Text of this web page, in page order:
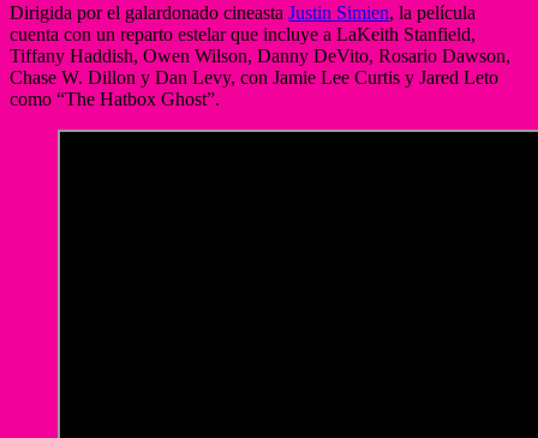
Dirigida por el galardonado cineasta Justin Simien, la película
cuenta con un reparto estelar que incluye a LaKeith Stanfield,
Tiffany Haddish, Owen Wilson, Danny DeVito, Rosario Dawson,
Chase W. Dillon y Dan Levy, con Jamie Lee Curtis y Jared Leto
como “The Hatbox Ghost”.